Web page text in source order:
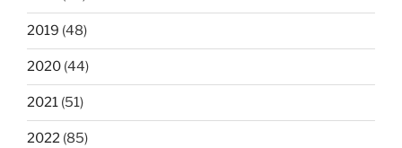
2019 (48)
2020 (44)
2021 (51)
2022 (85)